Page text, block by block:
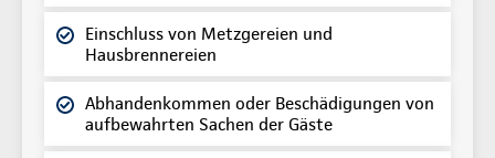
Einschluss von Metzgereien und
Hausbrennereien
Abhandenkommen oder Beschädigungen von
aufbewahrten Sachen der Gäste